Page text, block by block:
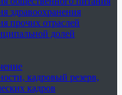
здравоохранения
прочих отраслей
долей
кадровый резерв,
кадров